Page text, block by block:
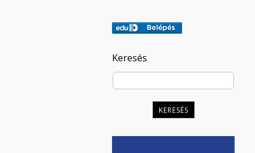
Keresés